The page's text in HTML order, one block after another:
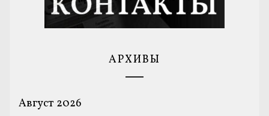
АРХИВЫ
Август 2026